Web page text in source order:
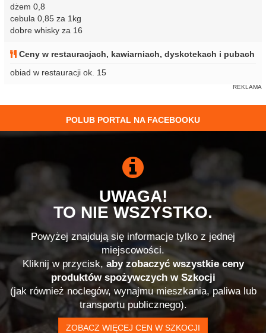
dżem 0,8
cebula 0,85 za 1kg
dobre whisky za 16
Ceny w restauracjach, kawiarniach, dyskotekach i pubach
obiad w restauracji ok. 15
POLUB PORTAL NA FACEBOOKU
UWAGA!
TO NIE WSZYSTKO.
Powyżej znajdują się informacje tylko z jednej
miejscowości.
Kliknij w przycisk, aby zobaczyć wszystkie ceny
produktów spożywczych w Szkocji
(jak również noclegów, wynajmu mieszkania, paliwa lub
transportu publicznego).
ZOBACZ WIĘCEJ CEN W SZKOCJI